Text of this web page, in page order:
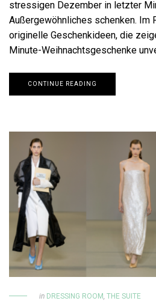
stressigen Dezember in letzter
Außergewöhnliches schenken. Im
originelle Geschenkideen, die
Minute-Weihnachtsgeschenke
CONTINUE READING
in DRESSING ROOM, THE SUITE